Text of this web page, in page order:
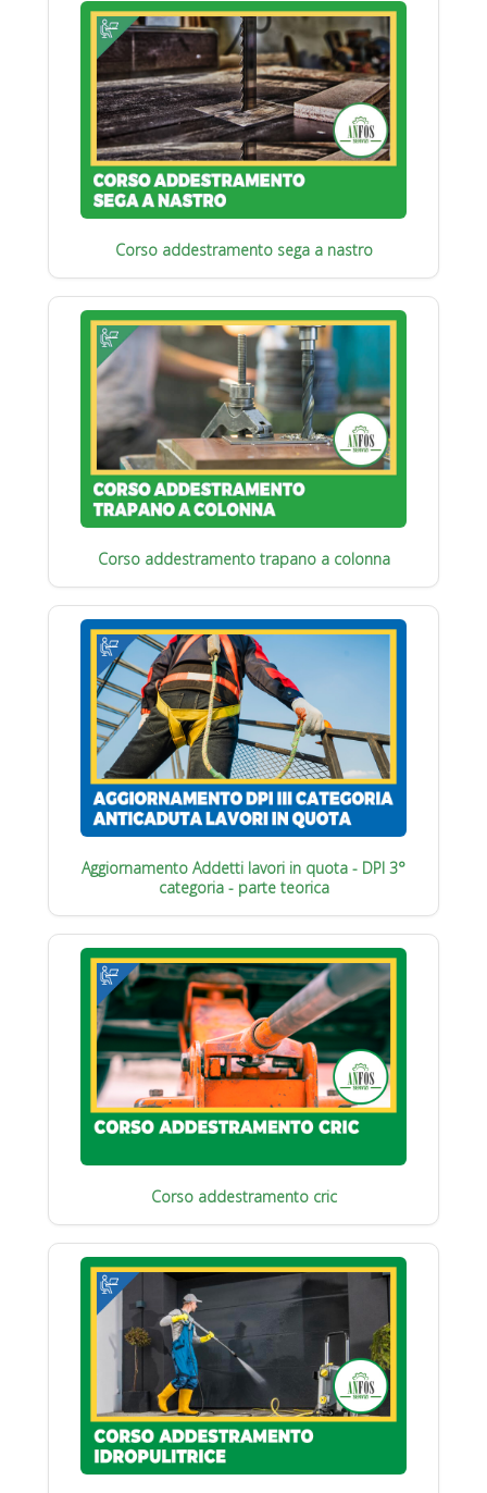
Corso addestramento sega a nastro
Corso addestramento trapano a colonna
Aggiornamento Addetti lavori in quota - DPI 3°
categoria - parte teorica
Corso addestramento cric